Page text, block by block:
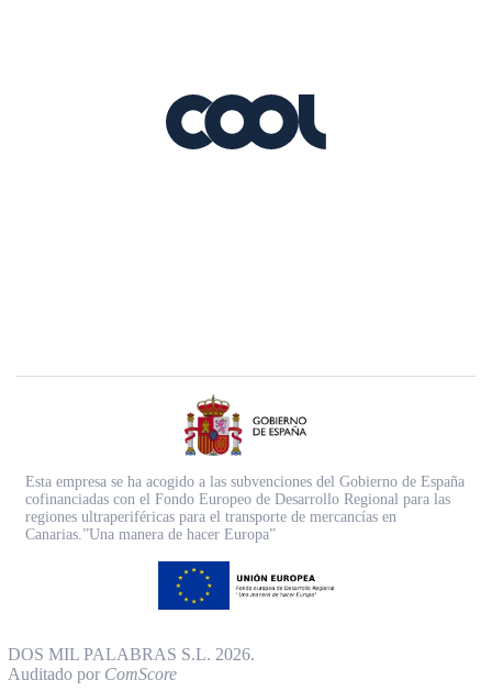
Esta empresa se ha acogido a las subvenciones del Gobierno de España
cofinanciadas con el Fondo Europeo de Desarrollo Regional para las
regiones ultraperiféricas para el transporte de mercancías en
Canarias.”Una manera de hacer Europa”
DOS MIL PALABRAS S.L. 2026.
Auditado por ComScore